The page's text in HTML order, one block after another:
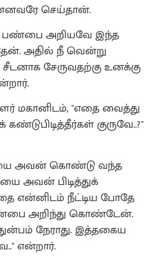
செய்தான்.
பண்பை அறியவே இந்த
அதில் நீ வென்று
சேருவதற்கு உனக்கு
மகானிடம், "எதை வைத்து
குருவே..?"
அவன் கொண்டு வந்த
அவன் பிடித்துக்
என்னிடம் நீட்டிய போதே
அறிந்து கொண்டேன்.‌
நேராது. இத்தகைய
என்றார்.